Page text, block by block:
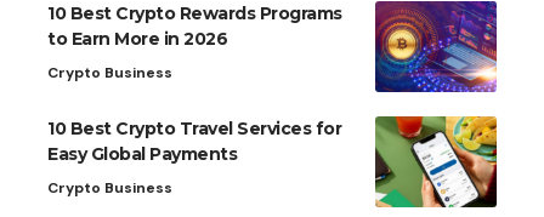
10 Best Crypto Rewards Programs
to Earn More in 2026
Crypto Business
10 Best Crypto Travel Services for
Easy Global Payments
Crypto Business